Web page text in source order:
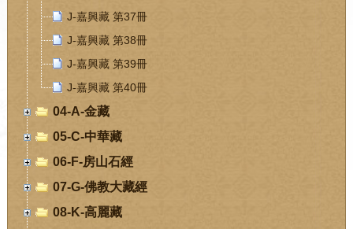
J-嘉興藏 第37冊
J-嘉興藏 第38冊
J-嘉興藏 第39冊
J-嘉興藏 第40冊
04-A-金藏
05-C-中華藏
06-F-房山石經
07-G-佛教大藏經
08-K-高麗藏